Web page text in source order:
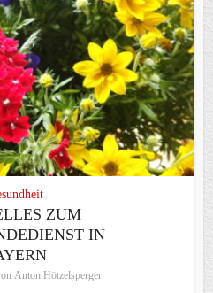
ZUM
IN
Anton Hötzelsperger